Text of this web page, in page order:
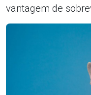
vantagem de